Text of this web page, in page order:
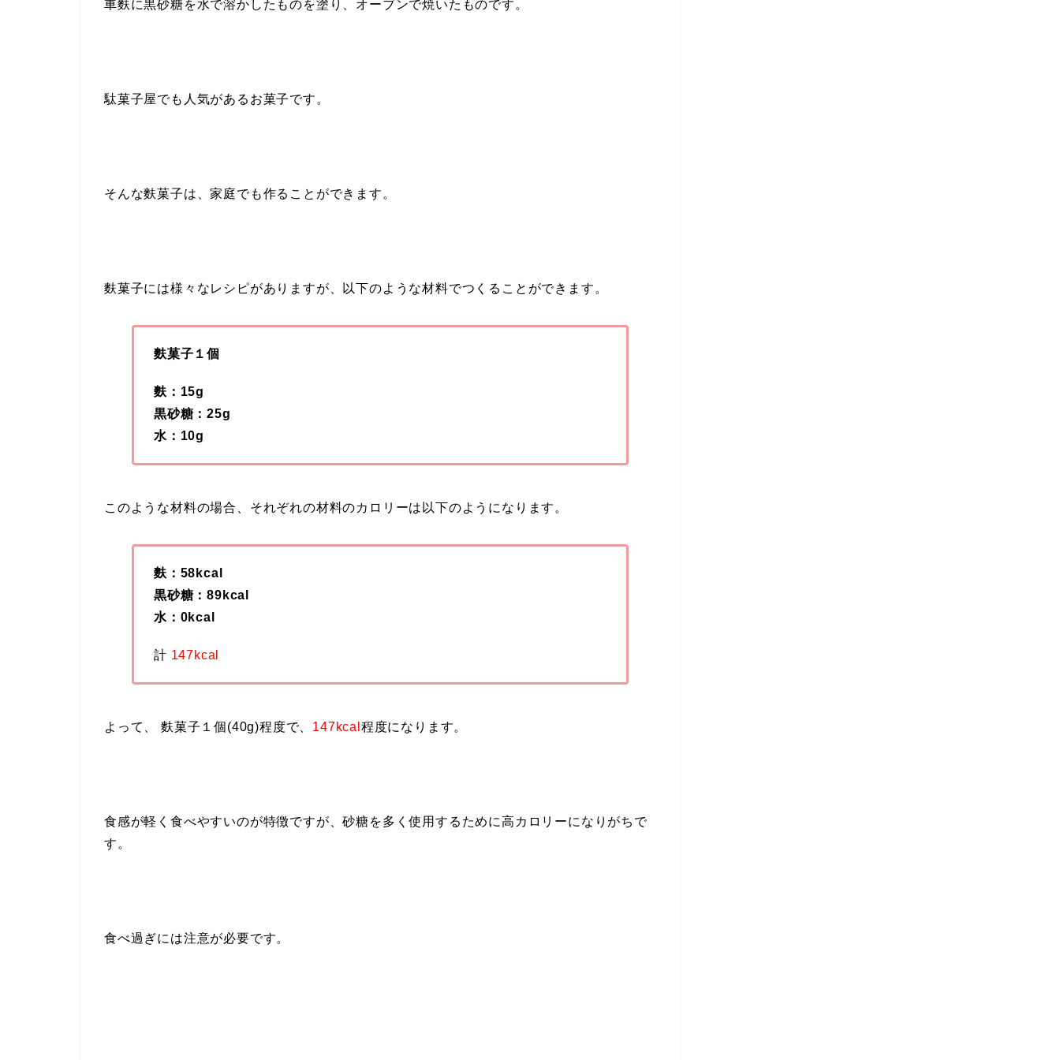
車麩に黒砂糖を水で溶かしたものを塗り、オーブンで焼いたものです。
駄菓子屋でも人気があるお菓子です。
そんな麩菓子は、家庭でも作ることができます。
麩菓子には様々なレシピがありますが、以下のような材料でつくることができます。
麩菓子１個
麩：15g
黒砂糖：25g
水：10g
このような材料の場合、それぞれの材料のカロリーは以下のようになります。
麩：58kcal
黒砂糖：89kcal
水：0kcal
計 147kcal
よって、 麩菓子１個(40g)程度で、 147kcal 程度になります。
食感が軽く食べやすいのが特徴ですが、砂糖を多く使用するために高カロリーになりがちで
す。
食べ過ぎには注意が必要です。